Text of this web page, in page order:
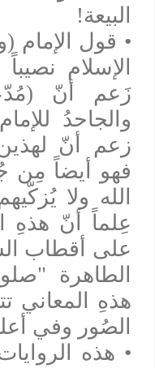
البيعة!
• قول الإمام
الإسلام
زَعم أنّ (مُدّعي
والجاحدُ
زعم أنّ لهذين
فهو أيضاً مِن
الله ولا
عِلماً أنّ هذهِ
على أقطاب
الطاهرة
هذهِ المعاني
الصُور وفي
• هذه